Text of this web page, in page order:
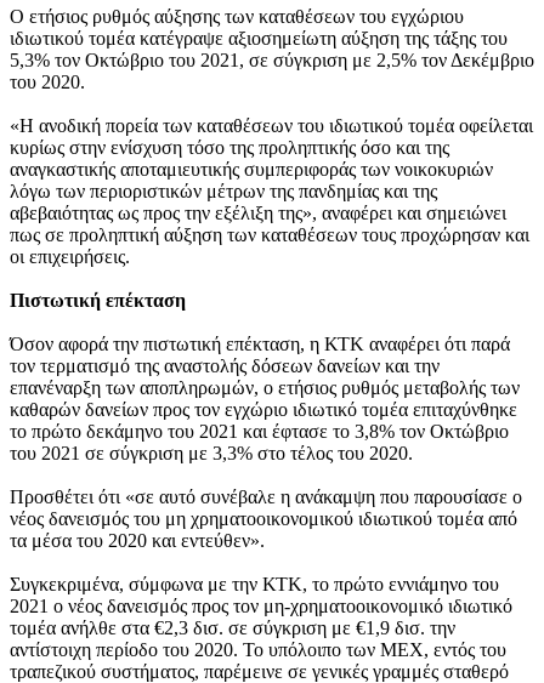
Ο ετήσιος ρυθμός αύξησης των καταθέσεων του εγχώριου
ιδιωτικού τομέα κατέγραψε αξιοσημείωτη αύξηση της τάξης του
5,3% τον Οκτώβριο του 2021, σε σύγκριση με 2,5% τον Δεκέμβριο
του 2020.
«Η ανοδική πορεία των καταθέσεων του ιδιωτικού τομέα οφείλεται
κυρίως στην ενίσχυση τόσο της προληπτικής όσο και της
αναγκαστικής αποταμιευτικής συμπεριφοράς των νοικοκυριών
λόγω των περιοριστικών μέτρων της πανδημίας και της
αβεβαιότητας ως προς την εξέλιξη της», αναφέρει και σημειώνει
πως σε προληπτική αύξηση των καταθέσεων τους προχώρησαν και
οι επιχειρήσεις.
Πιστωτική επέκταση
Όσον αφορά την πιστωτική επέκταση, η ΚΤΚ αναφέρει ότι παρά
τον τερματισμό της αναστολής δόσεων δανείων και την
επανέναρξη των αποπληρωμών, ο ετήσιος ρυθμός μεταβολής των
καθαρών δανείων προς τον εγχώριο ιδιωτικό τομέα επιταχύνθηκε
το πρώτο δεκάμηνο του 2021 και έφτασε το 3,8% τον Οκτώβριο
του 2021 σε σύγκριση με 3,3% στο τέλος του 2020.
Προσθέτει ότι «σε αυτό συνέβαλε η ανάκαμψη που παρουσίασε ο
νέος δανεισμός του μη χρηματοοικονομικού ιδιωτικού τομέα από
τα μέσα του 2020 και εντεύθεν».
Συγκεκριμένα, σύμφωνα με την ΚΤΚ, το πρώτο εννιάμηνο του
2021 ο νέος δανεισμός προς τον μη-χρηματοοικονομικό ιδιωτικό
τομέα ανήλθε στα €2,3 δισ. σε σύγκριση με €1,9 δισ. την
αντίστοιχη περίοδο του 2020. Το υπόλοιπο των ΜΕΧ, εντός του
τραπεζικού συστήματος, παρέμεινε σε γενικές γραμμές σταθερό